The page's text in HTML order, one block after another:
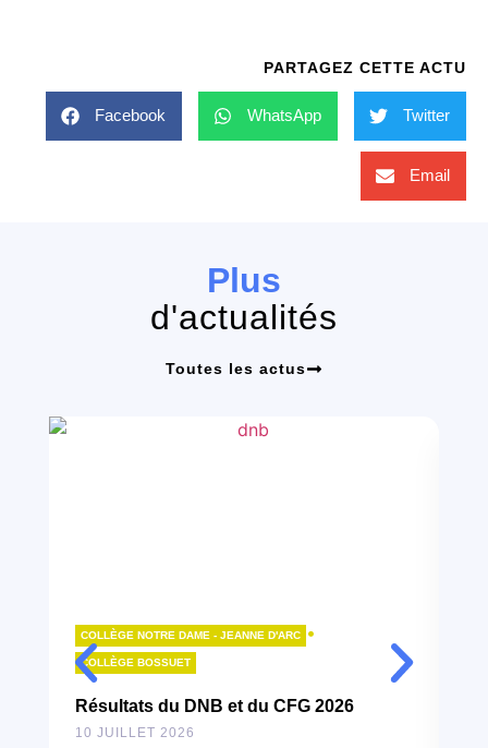
PARTAGEZ CETTE ACTU
Facebook WhatsApp Twitter
Email
Plus
d'actualités
Toutes les actus
COLLÈGE NOTRE DAME - JEANNE D'ARC •
COLLÈGE BOSSUET
Résultats du DNB et du CFG 2026
10 JUILLET 2026